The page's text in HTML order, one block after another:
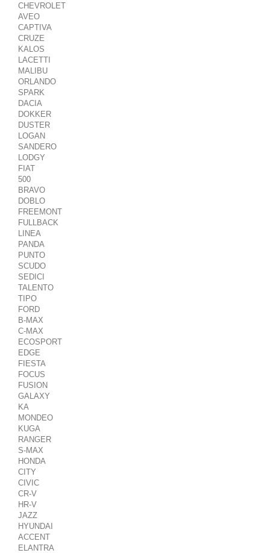
CHEVROLET
AVEO
CAPTIVA
CRUZE
KALOS
LACETTI
MALIBU
ORLANDO
SPARK
DACIA
DOKKER
DUSTER
LOGAN
SANDERO
LODGY
FIAT
500
BRAVO
DOBLO
FREEMONT
FULLBACK
LINEA
PANDA
PUNTO
SCUDO
SEDICI
TALENTO
TIPO
FORD
B-MAX
C-MAX
ECOSPORT
EDGE
FIESTA
FOCUS
FUSION
GALAXY
KA
MONDEO
KUGA
RANGER
S-MAX
HONDA
CITY
CIVIC
CR-V
HR-V
JAZZ
HYUNDAI
ACCENT
ELANTRA